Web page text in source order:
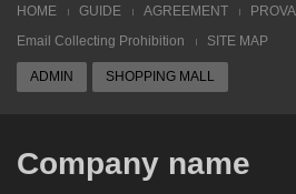
HOME GUIDE AGREEMENT
Email Collecting Prohibition
SITE MAP
ADMIN SHOPPING MALL
Company name